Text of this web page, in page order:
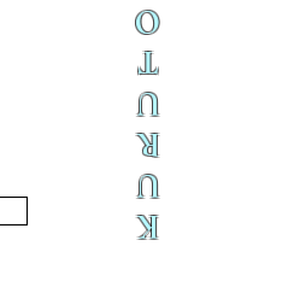
K
U
R
U
T
O